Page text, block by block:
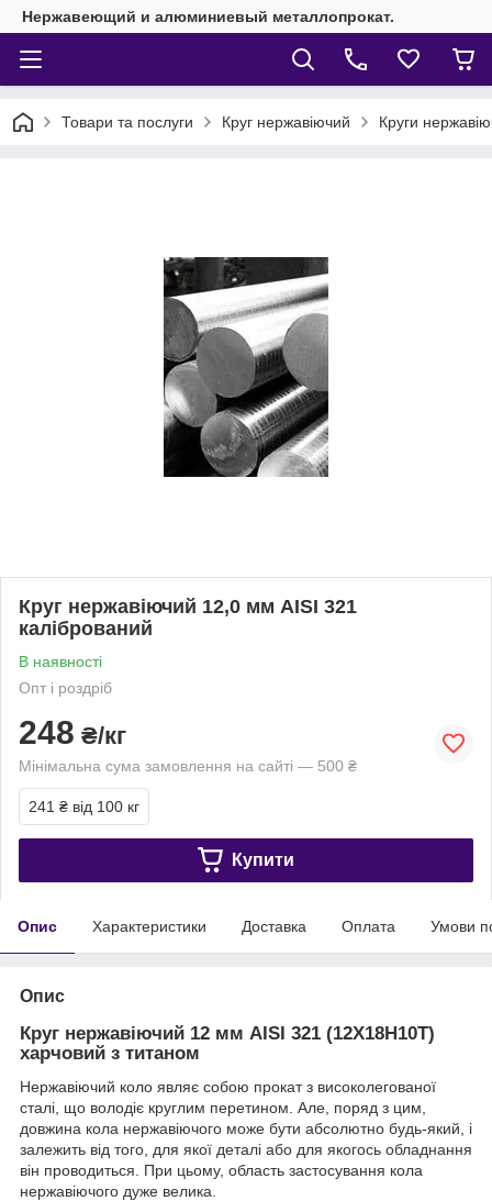
Нержавеющий и алюминиевый металлопрокат.
Товари та послуги Круг нержавіючий Круги
Круг нержавіючий 12,0 мм AISI 321
калібрований
В наявності
Опт і роздріб
248 ₴/кг
Мінімальна сума замовлення на сайті — 500 ₴
241 ₴ від 100 кг
Купити
Опис Характеристики Доставка Оплата Умови
Опис
Круг нержавіючий 12 мм AISI 321 (12Х18Н10Т)
харчовий з титаном
Нержавіючий коло являє собою прокат з високолегованої
сталі, що володіє круглим перетином. Але, поряд з цим,
довжина кола нержавіючого може бути абсолютно будь-який, і
залежить від того, для якої деталі або для якогось обладнання
він проводиться. При цьому, область застосування кола
нержавіючого дуже велика.